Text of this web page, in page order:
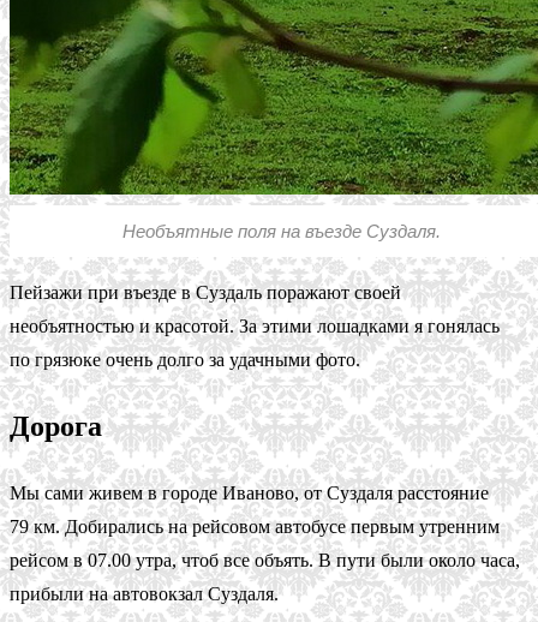
Необъятные поля на въезде Суздаля.
Пейзажи при въезде в Суздаль поражают своей
необъятностью и красотой. За этими лошадками я гонялась
по грязюке очень долго за удачными фото.
Дорога
Мы сами живем в городе Иваново, от Суздаля расстояние
79 км. Добирались на рейсовом автобусе первым утренним
рейсом в 07.00 утра, чтоб все объять. В пути были около часа,
прибыли на автовокзал Суздаля.